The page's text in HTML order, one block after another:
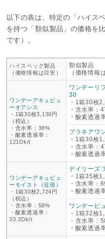
以下の表は、特定の「ハイス
を持つ「類似製品」の価格を
です）。
ハイスペック製品
（価格情報は目安）
類似製品
（価格情報
ワンデーアキュビュ
ーオアシス
・1箱30枚3,130円
（税込）
・含水率：38%
・酸素透過率：
121Dk/t
ワンデーリ
30
・1箱30枚
・含水率：
・酸素透過
プラネアワ
・1箱30枚
・含水率：
・酸素透過
ワンデーアキュビュ
ーモイスト（近視）
・1箱30枚2,724円
（税込）
・含水率：58%
・酸素透過率：
33.3Dk/t
デイリーズ
・1箱35枚
・含水率：
・酸素透過
ワンデーピ
・1箱32枚
・含水率：
・酸素透過